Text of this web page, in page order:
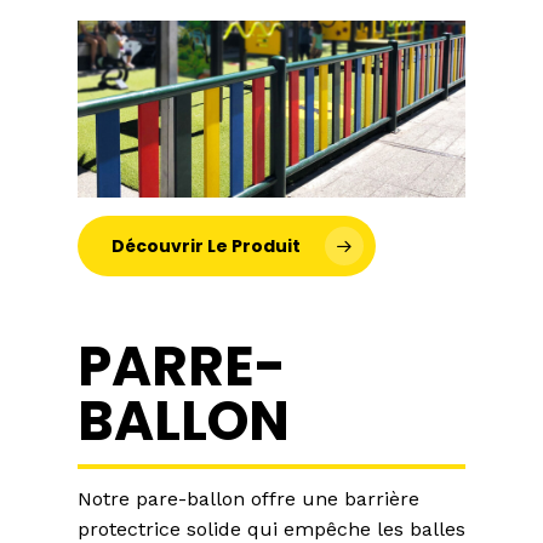
Découvrir Le Produit
PARRE-
BALLON
Notre pare-ballon offre une barrière
protectrice solide qui empêche les balles